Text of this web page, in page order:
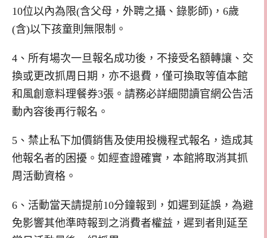
10位以內為限(含父母，外聘之攝、錄影師) ， 6歲
(含)以下孩童則無限制。
4、所有場次一旦報名成功後，不接受名額轉讓、交
換或更改抓周日期，亦不退費，僅可換取等值本館
和風創意料理餐券3張。請務必詳細閱讀官網公告活
動內容後再行報名。
5、禁止私下加價銷售及使用投機程式報名，造成其
他報名者的困擾。如經查證確實，本館將取消其抓
周活動資格。
6、活動當天請提前10分鐘報到，如遲到延誤，為避
免影響其他準時報到之消費者權益，遲到者則延至